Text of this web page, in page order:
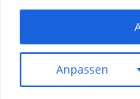
Anpassen